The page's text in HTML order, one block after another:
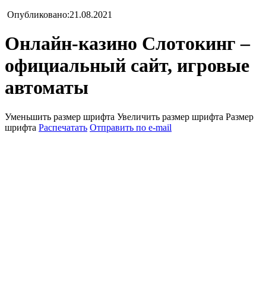
Опубликовано:21.08.2021
Онлайн-казино Слотокинг –
официальный сайт, игровые
автоматы
Уменьшить размер шрифта Увеличить размер шрифта Размер
шрифта Распечатать Отправить по e-mail